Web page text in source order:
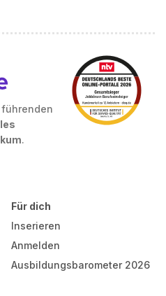
.
Für dich
Inserieren
Anmelden
Ausbildungsbarometer 2026